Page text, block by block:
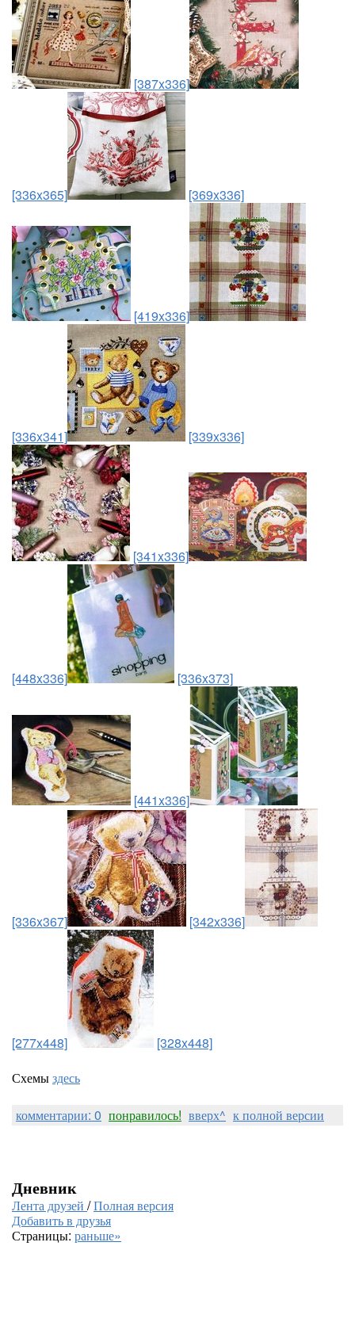
[387x336]
[336x365] [369x336]
[419x336]
[336x341] [339x336]
[341x336]
[448x336] [336x373]
[441x336]
[336x367] [342x336]
[277x448]
[328x448]
Схемыздесь
комментарии: 0 понравилось! вверх^ к полной версии
Дневник
Лента друзей /Полная версия
Добавить в друзья
Страницы: раньше»